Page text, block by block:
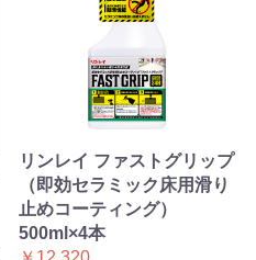
リンレイ ファストグリップ
（即効セラミック床用滑り
止めコーティング）
500ml×4本